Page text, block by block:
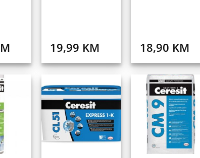
19,99 KM 18,90 KM
Dodaj
na
listu
želja
Dodaj
na
listu
želja